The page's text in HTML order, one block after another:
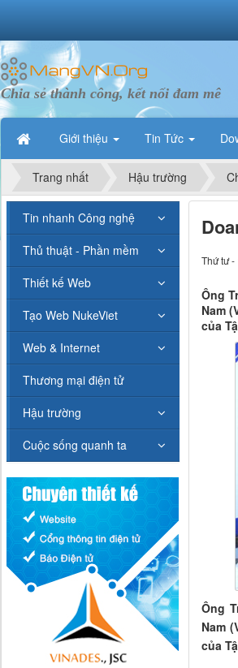
Chia sẻ thành công, kết nối đam mê
Giới thiệu Tin Tức
Trang nhất Hậu trường
Thứ tư
Ông
Nam
của
Ông
Nam
của
Tin nhanh Công nghệ
Thủ thuật - Phần mềm
Thiết kế Web
Tạo Web NukeViet
Web & Internet
Thương mại điện tử
Hậu trường
Cuộc sống quanh ta